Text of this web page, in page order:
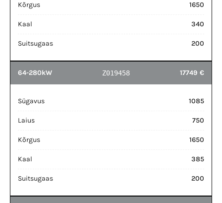
Kõrgus 1650
Kaal 340
Suitsugaas 200
64-280kW Z019458 17749 €
Sügavus 1085
Laius 750
Kõrgus 1650
Kaal 385
Suitsugaas 200